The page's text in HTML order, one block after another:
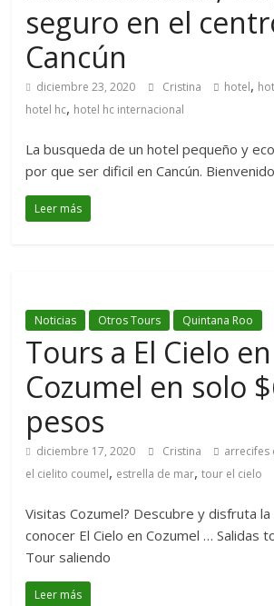
seguro en el
Cancún
diciembre 23, 2020 Cristina hotel,
hotel hc, hotel hc internacional
La busqueda de un hotel pequeño y
por que ser dificil en Cancún.
Leer más
Noticias Otros Tours Quintana Roo
Tours a El Cielo en
Cozumel en solo
pesos
diciembre 17, 2020 Cristina arrecifes
el cielito coumel, estrella de mar,tour el cielo
Visitas Cozumel? Descubre y disfruta
conocer El Cielo en Cozumel … Salidas
Tour saliendo
Leer más